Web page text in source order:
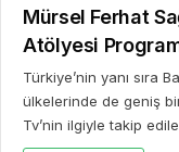
Mürsel Ferhat
Atölyesi
Türkiye’nin yanı sıra
ülkelerinde de geniş
Tv’nin ilgiyle takip